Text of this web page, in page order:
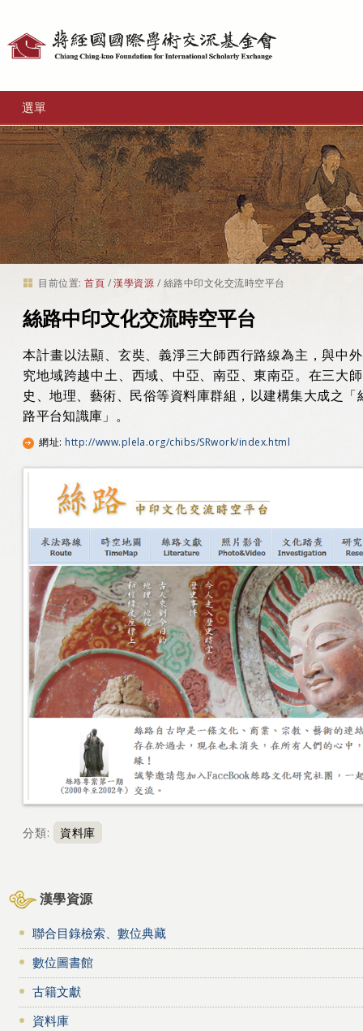
選單
目前位置: 首頁 /漢學資源 / 絲路中印文化交流時空平台
絲路中印文化交流時空平台
本計畫以法顯、玄奘、義淨三大師西行路線為主，與中
究地域跨越中土、西域、中亞、南亞、東南亞。在三大
史、地理、藝術、民俗等資料庫群組，以建構集大成之
路平台知識庫」。
網址: http://www.plela.org/chibs/SRwork/index.html
分類: 資料庫
漢學資源
聯合目錄檢索、數位典藏
數位圖書館
古籍文獻
資料庫